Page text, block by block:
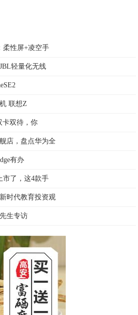
柔性屏+凌空手
轻量化无线
联想Z
卡双待，你
店，盘点华为全
有办
市了，这4款手
时代教育投资观
生专访